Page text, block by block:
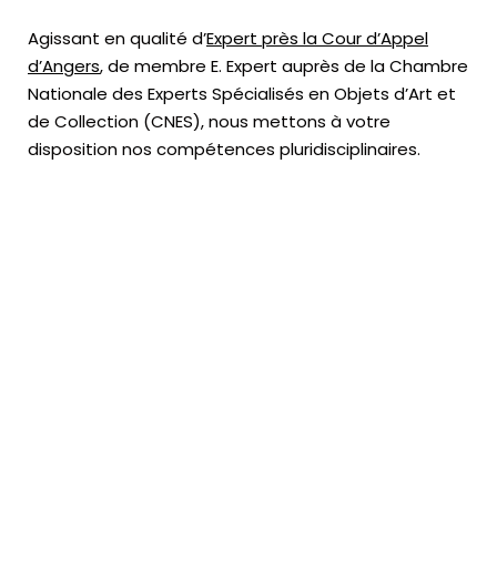
Agissant en qualité d’Expert près la Cour d’Appel
d’Angers, de membre E. Expert auprès de laChambre
Nationale des Experts Spécialisés en Objets d’Art et
de Collection (CNES),nous mettons à votre
disposition nos compétences pluridisciplinaires.